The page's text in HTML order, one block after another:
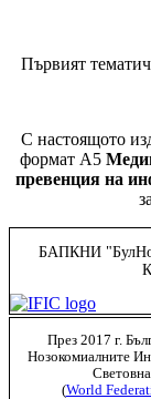
Първият
С настоящото
формат А5
превенция на
БАПКНИ
През 2017 г.
Нозокомиалните
(World